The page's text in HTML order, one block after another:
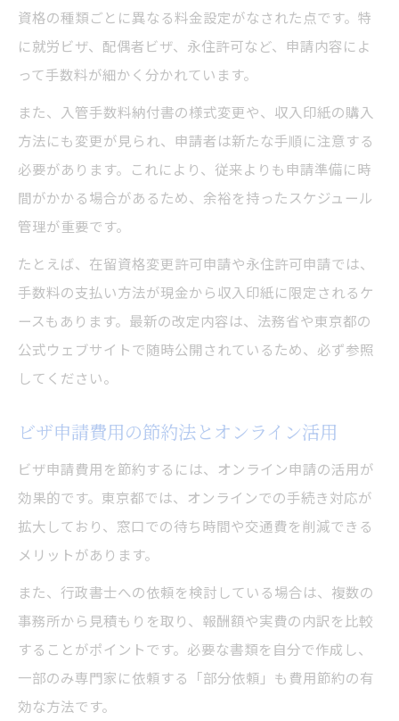
資格の種類ごとに異なる料金設定がなされた点です。特
に就労ビザ、配偶者ビザ、永住許可など、申請内容によ
って手数料が細かく分かれています。
また、入管手数料納付書の様式変更や、収入印紙の購入
方法にも変更が見られ、申請者は新たな手順に注意する
必要があります。これにより、従来よりも申請準備に時
間がかかる場合があるため、余裕を持ったスケジュール
管理が重要です。
たとえば、在留資格変更許可申請や永住許可申請では、
手数料の支払い方法が現金から収入印紙に限定されるケ
ースもあります。最新の改定内容は、法務省や東京都の
公式ウェブサイトで随時公開されているため、必ず参照
してください。
ビザ申請費用の節約法とオンライン活用
ビザ申請費用を節約するには、オンライン申請の活用が
効果的です。東京都では、オンラインでの手続き対応が
拡大しており、窓口での待ち時間や交通費を削減できる
メリットがあります。
また、行政書士への依頼を検討している場合は、複数の
事務所から見積もりを取り、報酬額や実費の内訳を比較
することがポイントです。必要な書類を自分で作成し、
一部のみ専門家に依頼する「部分依頼」も費用節約の有
効な方法です。